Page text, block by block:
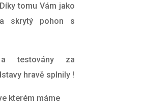
tomu Vám jako
skrytý pohon s
a testovány za
hravě splnily !
kterém máme